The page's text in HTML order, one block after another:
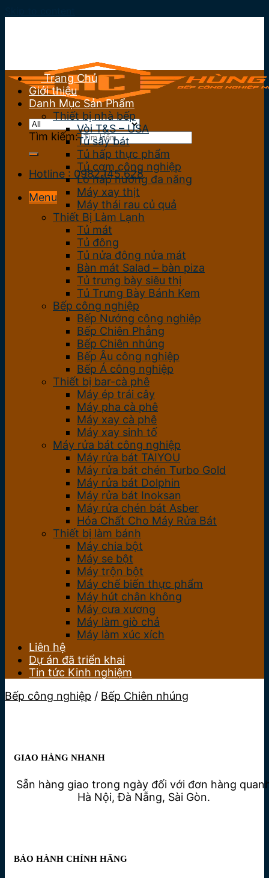
Tìm kiếm:
Hotline : 0982.145.628
Menu
Trang Chủ
Giới thiệu
Danh Mục Sản Phẩm
Thiết bị nhà bếp
Vòi T&S – USA
Tủ sấy bát
Tủ hấp thực phẩm
Tủ cơm công nghiệp
Lò hấp nướng đa năng
Máy xay thịt
Máy thái rau củ quả
Thiết Bị Làm Lạnh
Tủ mát
Tủ đông
Tủ nửa đông nửa mát
Bàn mát Salad – bàn piza
Tủ trưng bày siêu thị
Tủ Trưng Bày Bánh Kem
Bếp công nghiệp
Bếp Nướng công nghiệp
Bếp Chiên Phẳng
Bếp Chiên nhúng
Bếp Âu công nghiệp
Bếp Á công nghiệp
Thiết bị bar-cà phê
Máy ép trái cây
Máy pha cà phê
Máy xay cà phê
Máy xay sinh tố
Máy rửa bát công nghiệp
Máy rửa bát TAIYOU
Máy rửa bát chén Turbo Gold
Máy rửa bát Dolphin
Máy rửa bát Inoksan
Máy rửa chén bát Asber
Hóa Chất Cho Máy Rửa Bát
Thiết bị làm bánh
Máy chia bột
Máy se bột
Máy trộn bột
Máy chế biến thực phẩm
Máy hút chân không
Máy cưa xương
Máy làm giò chả
Máy làm xúc xích
Liên hệ
Dự án đã triển khai
Tin tức Kinh nghiệm
Bếp công nghiệp / Bếp Chiên nhúng
GIAO HÀNG NHANH
Sẵn hàng giao trong ngày đối với đơn hàng
Hà Nội, Đà Nẵng, Sài Gòn.
BẢO HÀNH CHÍNH HÃNG